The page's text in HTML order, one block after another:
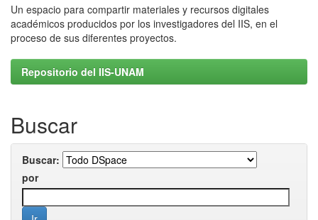
Un espacio para compartir materiales y recursos digitales
académicos producidos por los investigadores del IIS, en el
proceso de sus diferentes proyectos.
Repositorio del IIS-UNAM
Buscar
Buscar:
por